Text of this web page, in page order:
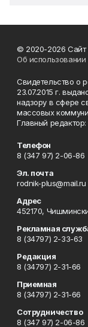
© 2020-2026 Сайт
Об использовании
Свидетельство о
23.07.2015 г.
надзору в сфере
массовых
Главный
Телефон
8 (347 97) 2-06-86
Эл. почта
rodnik-plus@mail.ru
Адрес
452170,
Рекламная
8 (34797) 2-33-63
Редакция
8 (34797) 2-31-66
Приемная
8 (34797) 2-31-66
Сотрудничество
8 (347 97) 2-06-86